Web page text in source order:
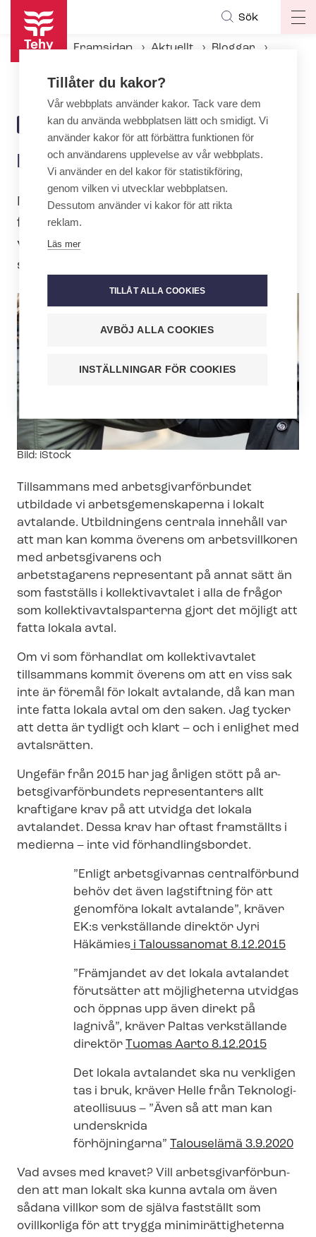
Hoppa
huvudinnehåll
Sök
Framsidan Aktuellt
Bloggar
BLOGG 23.3.2022 | 7:32
Dilemmat med lokala avtal
När jag började arbeta på
fackförbundet för nästan 20 år sedan
väckte ordparet lokalt avtalande inga
större känslor. Annat är det idag.
Image
Bild: iStock
Tillsammans med ar­bets­gi­var­för­bun­det
utbildade vi ar­bets­ge­men­ska­per­na i lokalt
avtalande. Utbildningens centrala innehåll var
att man kan komma överens om arbetsvillkoren
med arbetsgivarens och
arbetstagarens representant på annat sätt än
som fastställs i kollektivavtalet i alla de frågor
som kol­lek­tivav­tals­par­ter­na gjort det möjligt att
fatta lokala avtal.
Om vi som förhandlat om kollektivavtalet
tillsammans kommit överens om att en viss sak
inte är föremål för lokalt avtalande, då kan man
inte fatta lokala avtal om den saken. Jag tycker
att detta är tydligt och klart – och i enlighet med
avtalsrätten.
Ungefär från 2015 har jag årligen stött på ar­
bets­gi­var­för­bun­dets representanters allt
kraftigare krav på att utvidga det lokala
avtalandet. Dessa krav har oftast framställts i
medierna – inte vid för­hand­lings­bor­det.
”Enligt arbetsgivarnas centralförbund
behöv det även lagstiftning för att
genomföra lokalt avtalande”, kräver
EK:s verkställande direktör Jyri
Häkämies i Taloussanomat 8.12.2015
”Främjandet av det lokala avtalandet
förutsätter att möjligheterna utvidgas
och öppnas upp även direkt på
lagnivå”, kräver Paltas verkställande
direktör Tuomas Aarto 8.12.2015
Det lokala avtalandet ska nu verkligen
tas i bruk, kräver Helle från Tek­no­lo­gi­
a­te­ol­li­su­us – ”Även så att man kan
underskrida
förhöjningarna” Talouselämä 3.9.2020
Vad avses med kravet? Vill ar­bets­gi­var­för­bun­
den att man lokalt ska kunna avtala om även
sådana villkor som de själva fastställt som
ovillkorliga för att trygga mi­ni­mirät­tig­he­ter­na
Tillåter du kakor?
Vår webbplats använder kakor. Tack vare dem
kan du använda webbplatsen lätt och smidigt. Vi
använder kakor för att förbättra funktionen för
och användarens upplevelse av vår webbplats.
Vi använder en del kakor för statistikföring,
genom vilken vi utvecklar webbplatsen.
Dessutom använder vi kakor för att rikta
reklam.
Läs mer
TILLÅT ALLA COOKIES
AVBÖJ ALLA COOKIES
INSTÄLLNINGAR FÖR COOKIES